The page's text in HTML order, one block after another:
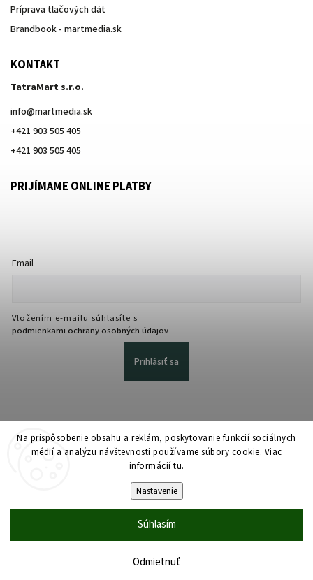
Na prispôsobenie obsahu a reklám, poskytovanie funkcií sociálnych
médií a analýzu návštevnosti používame súbory cookie. Viac
informáciítu.
Nastavenie
Odmietnuť
Súhlasím
Príprava tlačových dát
Brandbook - martmedia.sk
KONTAKT
TatraMart s.r.o.
info@martmedia.sk
+421 903 505 405
+421 903 505 405
PRIJÍMAME ONLINE PLATBY
Email
Vložením e-mailu súhlasíte s
podmienkami ochrany osobných údajov
Prihlásiť sa
Upraviť nastavenie cookies